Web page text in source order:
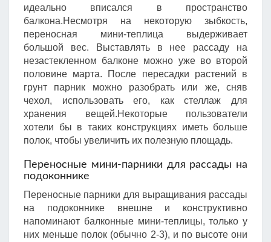
идеально вписался в пространство
балкона.Несмотря на некоторую зыбкость,
переносная мини-теплица выдерживает
большой вес. Выставлять в нее рассаду на
незастекленном балконе можно уже во второй
половине марта. После пересадки растений в
грунт парник можно разобрать или же, сняв
чехол, использовать его, как стеллаж для
хранения вещей.Некоторые пользователи
хотели бы в таких конструкциях иметь больше
полок, чтобы увеличить их полезную площадь.
Переносные мини-парники для рассады на
подоконнике
Переносные парники для выращивания рассады
на подоконнике внешне и конструктивно
напоминают балконные мини-теплицы, только у
них меньше полок (обычно 2-3), и по высоте они